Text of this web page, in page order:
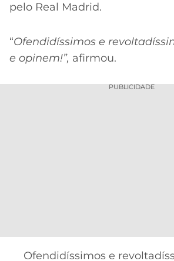
pelo Real Madrid.
“Ofendidíssimos e
e opinem!”, afirmou.
PUBLICIDADE
Ofendidíssimos e